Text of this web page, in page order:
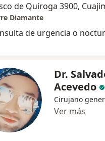
Diamante
de urgencia o
Dr.
Acevedo
Cirujano
Ver más